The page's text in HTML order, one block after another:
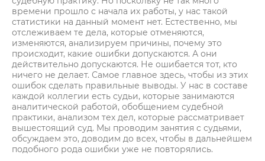
времени прошло с начала их работы, у нас такой
статистики на данный момент нет. Естественно, мы
отслеживаем те дела, которые отменяются,
изменяются, анализируем причины, почему это
происходит, какие ошибки допускаются. А они
действительно допускаются. Не ошибается тот, кто
ничего не делает. Самое главное здесь, чтобы из этих
ошибок сделать правильные выводы. У нас в составе
каждой коллегии есть судьи, которые занимаются
аналитической работой, обобщением судебной
практики, анализом тех дел, которые рассматривает
вышестоящий суд. Мы проводим занятия с судьями,
обсуждаем это, доводим до всех, чтобы в дальнейшем
подобного рода ошибки уже не повторялись.